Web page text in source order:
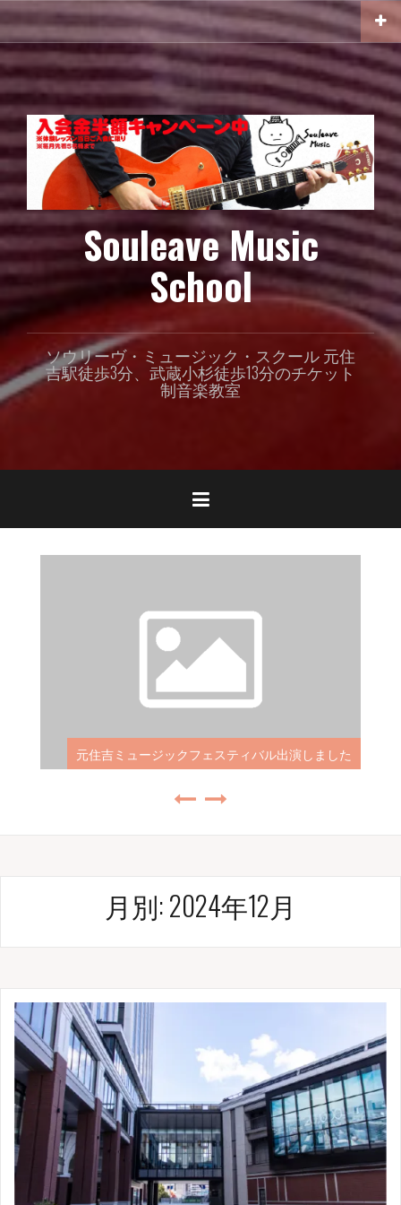
コ
ン
テ
ン
へ
キ
プ
Souleave Music
School
ソウリーヴ・ミュージック・スクール 元住
吉駅徒歩3分、武蔵小杉徒歩13分のチケット
制音楽教室
元住吉ミュージックフェスティバル出演しました
月別: 2024年12月